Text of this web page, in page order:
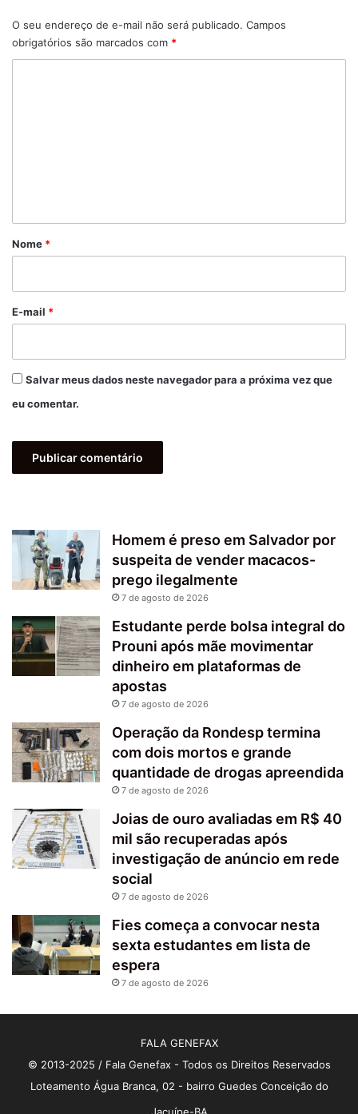
O seu endereço de e-mail não será publicado. Campos
obrigatórios são marcados com *
r
*
Nome *
E-mail *
Salvar meus dados neste navegador para a próxima vez que
eu comentar.
Homem é preso em Salvador por
suspeita de vender macacos-
prego ilegalmente
7 de agosto de 2026
Estudante perde bolsa integral do
Prouni após mãe movimentar
dinheiro em plataformas de
apostas
7 de agosto de 2026
Operação da Rondesp termina
com dois mortos e grande
quantidade de drogas apreendida
7 de agosto de 2026
Joias de ouro avaliadas em R$ 40
mil são recuperadas após
investigação de anúncio em rede
social
7 de agosto de 2026
Fies começa a convocar nesta
sexta estudantes em lista de
espera
7 de agosto de 2026
FALA GENEFAX
© 2013-2025 / Fala Genefax - Todos os Direitos Reservados
Loteamento Água Branca, 02 - bairro Guedes Conceição do